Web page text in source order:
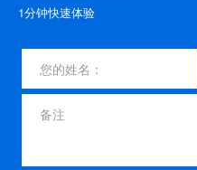
1分钟快速体验